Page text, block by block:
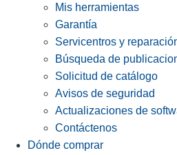
Mis herramientas
Garantía
Servicentros y
Búsqueda de
Solicitud de catálogo
Avisos de seguridad
Actualizaciones de
Contáctenos
Dónde comprar